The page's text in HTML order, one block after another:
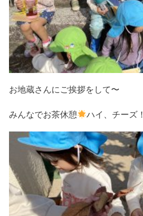
お地蔵さんにご挨拶をして〜
みんなでお茶休憩 ハイ、チーズ！